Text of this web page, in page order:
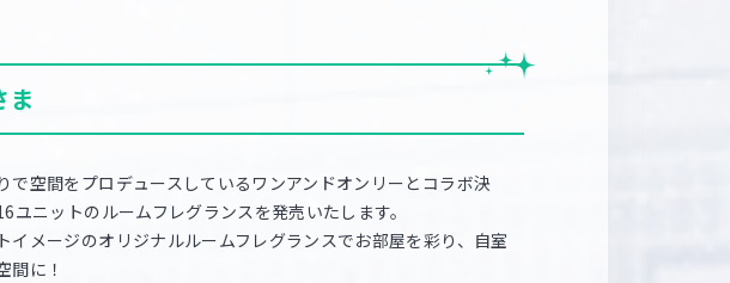
ま
で空間をプロデュースしているワンアンドオンリーとコラボ決
ユニットのルームフレグランスを発売いたします。
イメージのオリジナルルームフレグランスでお部屋を彩り、自室
間に！